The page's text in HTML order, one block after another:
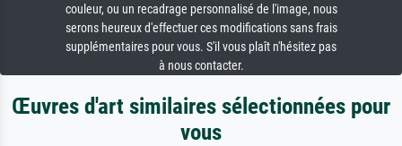
couleur, ou un recadrage personnalisé de l'image, nous
serons heureux d'effectuer ces modifications sans frais
supplémentaires pour vous. S'il vous plaît n'hésitez pas
à nous contacter.
Œuvres d'art similaires sélectionnées pour
vous